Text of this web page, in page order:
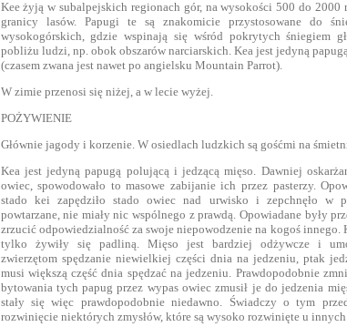
Kee żyją w subalpejskich regionach gór, na wysokości 500 do 2000
granicy lasów. Papugi te są znakomicie przystosowane do
wysokogórskich, gdzie wspinają się wśród pokrytych śniegiem
pobliżu ludzi, np. obok obszarów narciarskich. Kea jest jedyną
(czasem zwana jest nawet po angielsku Mountain Parrot).
W zimie przenosi się niżej, a w lecie wyżej.
POŻYWIENIE
Głównie jagody i korzenie. W osiedlach ludzkich są gośćmi na
Kea jest jedyną papugą polującą i jedzącą mięso. Dawniej
owiec, spowodowało to masowe zabijanie ich przez pasterzy.
stado kei zapędziło stado owiec nad urwisko i zepchnęło w
powtarzane, nie miały nic wspólnego z prawdą. Opowiadane były
zrzucić odpowiedzialność za swoje niepowodzenie na kogoś innego.
tylko żywiły się padliną. Mięso jest bardziej odżywcze i
zwierzętom spędzanie niewielkiej części dnia na jedzeniu, ptak
musi większą część dnia spędzać na jedzeniu. Prawdopodobnie
bytowania tych papug przez wypas owiec zmusił je do jedzenia
stały się więc prawdopodobnie niedawno. Świadczy o tym
rozwinięcie niektórych zmysłów, które są wysoko rozwinięte u